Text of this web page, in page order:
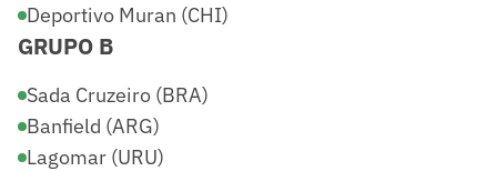
Deportivo Muran (CHI)
GRUPO B
Sada Cruzeiro (BRA)
Banfield (ARG)
Lagomar (URU)